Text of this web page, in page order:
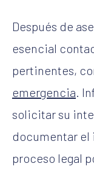
Después de
esencial
pertinentes,
emergencia.
solicitar su
documentar
proceso legal